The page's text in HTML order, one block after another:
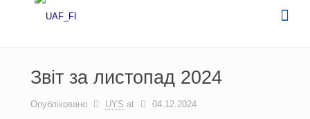
Звіт за листопад 2024
Опубліковано UYS at 04.12.2024